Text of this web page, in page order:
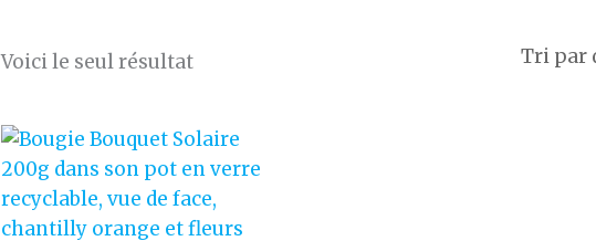
Voici le seul résultat